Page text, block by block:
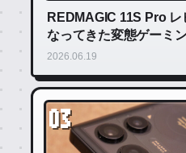
REDMAGIC 11S Pro
なってきた変態ゲーミ
2026.06.19
03